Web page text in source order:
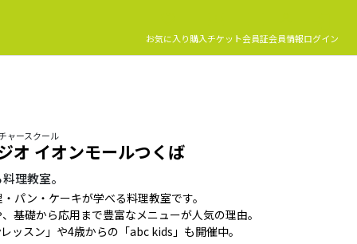
お気に入り購入チケット会員証会員情報ログイン
ャースクール
オ イオンモールつくば
理教室。
パン・ケーキが学べる料理教室です。
基礎から応用まで豊富なメニューが人気の理由。
ッスン」や4歳からの「abc kids」も開催中。